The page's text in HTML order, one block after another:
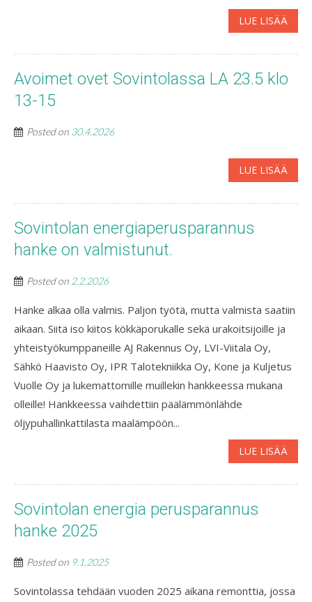
LUE LISÄÄ
Avoimet ovet Sovintolassa LA 23.5 klo
13-15
Posted on 30.4.2026
LUE LISÄÄ
Sovintolan energiaperusparannus
hanke on valmistunut.
Posted on 2.2.2026
Hanke alkaa olla valmis. Paljon työtä, mutta valmista saatiin
aikaan. Siitä iso kiitos kökkäporukalle sekä urakoitsijoille ja
yhteistyökumppaneille AJ Rakennus Oy, LVI-Viitala Oy,
Sähkö Haavisto Oy, IPR Talotekniikka Oy, Kone ja Kuljetus
Vuolle Oy ja lukemattomille muillekin hankkeessa mukana
olleille! Hankkeessa vaihdettiin päälämmönlähde
öljypuhallinkattilasta maalämpöön...
LUE LISÄÄ
Sovintolan energia perusparannus
hanke 2025
Posted on 9.1.2025
Sovintolassa tehdään vuoden 2025 aikana remonttia, jossa